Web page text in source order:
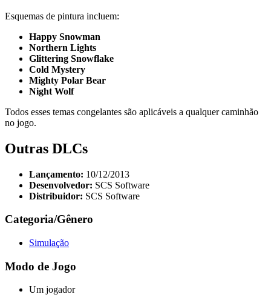
Esquemas de pintura incluem:
Happy Snowman
Northern Lights
Glittering Snowflake
Cold Mystery
Mighty Polar Bear
Night Wolf
Todos esses temas congelantes são aplicáveis ​​a qualquer caminhão
no jogo.
Outras DLCs
Lançamento: 10/12/2013
Desenvolvedor: SCS Software
Distribuidor: SCS Software
Categoria/Gênero
Simulação
Modo de Jogo
Um jogador